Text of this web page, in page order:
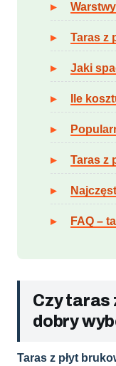
Taras z
Jaki
Ile
Taras z
FAQ –
Czy taras
dobry
Taras z płyt